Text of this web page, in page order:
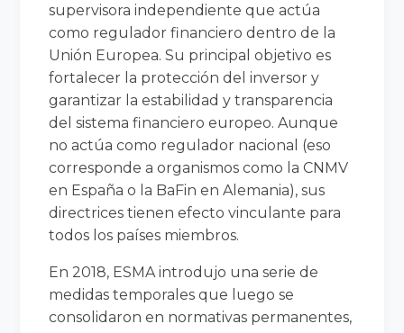
supervisora independiente que actúa
como regulador financiero dentro de la
Unión Europea. Su principal objetivo es
fortalecer la protección del inversor y
garantizar la estabilidad y transparencia
del sistema financiero europeo. Aunque
no actúa como regulador nacional (eso
corresponde a organismos como la CNMV
en España o la BaFin en Alemania), sus
directrices tienen efecto vinculante para
todos los países miembros.
En 2018, ESMA introdujo una serie de
medidas temporales que luego se
consolidaron en normativas permanentes,